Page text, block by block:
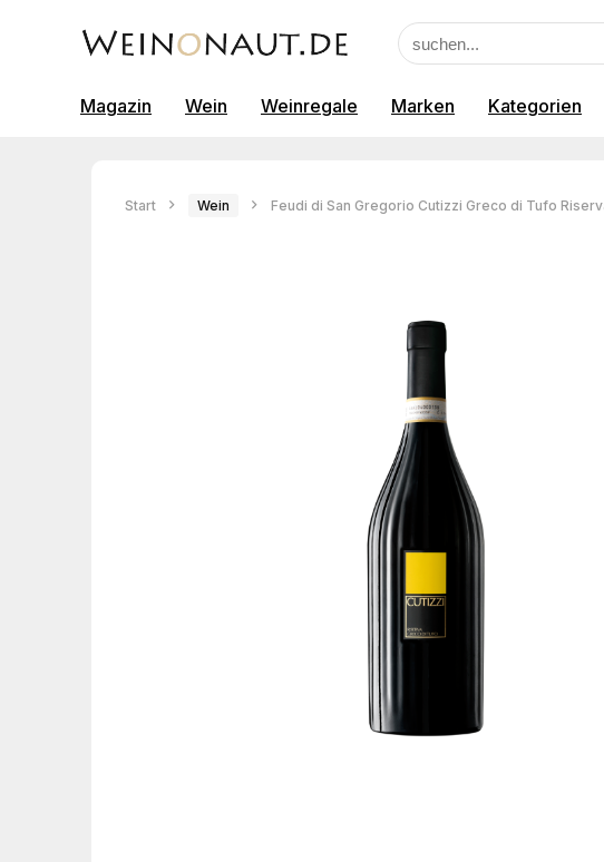
Magazin Wein Weinregale Marken Kategorien
Start Wein Feudi di San Gregorio Cutizzi Greco di Tufo